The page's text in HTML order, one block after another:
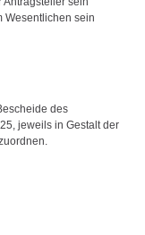
Wesentlichen sein
des
jeweils in Gestalt der